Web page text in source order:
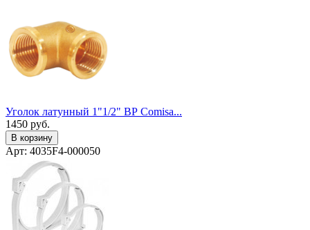
Уголок латунный 1"1/2" ВР Сomisa...
1450 руб.
В корзину
Арт: 4035F4-000050